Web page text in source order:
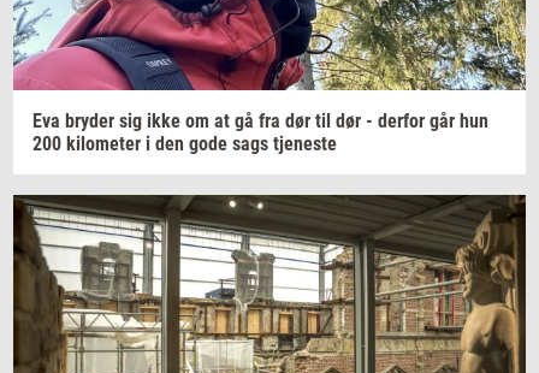
Eva bry­der sig ikke om at gå fra dør til dør - der­for går hun
200 ki­lo­me­ter i den gode sags tje­ne­ste